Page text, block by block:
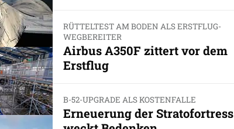
RÜTTELTEST AM BODEN ALS ERSTFLUG-
WEGBEREITER
Airbus A350F zittert vor dem
Erstflug
B-52-UPGRADE ALS KOSTENFALLE
Erneuerung der Stratofortress